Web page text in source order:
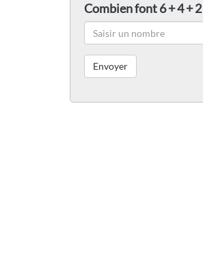
Combien font 6 + 4 + 2